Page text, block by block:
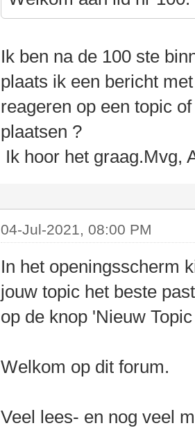
Ik ben na de 100 ste
plaats ik een bericht
reageren op een topic
plaatsen ?
Ik hoor het graag.Mvg,
04-Jul-2021, 08:00 PM
In het openingsscherm
jouw topic het beste
op de knop 'Nieuw
Welkom op dit forum.
Veel lees- en nog veel